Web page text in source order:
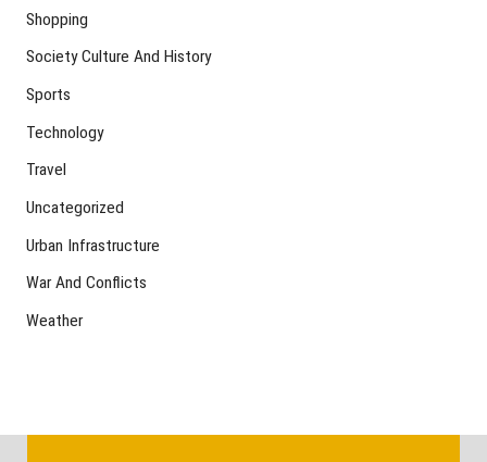
Shopping
Society Culture And History
Sports
Technology
Travel
Uncategorized
Urban Infrastructure
War And Conflicts
Weather